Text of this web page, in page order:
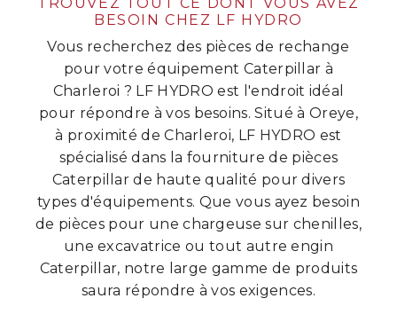
BESOIN CHEZ LF HYDRO
Vous recherchez des pièces de rechange
pour votre équipement Caterpillar à
Charleroi ? LF HYDRO est l'endroit idéal
pour répondre à vos besoins. Situé à Oreye,
à proximité de Charleroi, LF HYDRO est
spécialisé dans la fourniture de pièces
Caterpillar de haute qualité pour divers
types d'équipements. Que vous ayez besoin
de pièces pour une chargeuse sur chenilles,
une excavatrice ou tout autre engin
Caterpillar, notre large gamme de produits
saura répondre à vos exigences.